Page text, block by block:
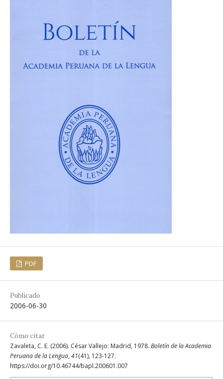
PDF
Publicado
2006-06-30
Cómo citar
Zavaleta, C. E. (2006). César Vallejo: Madrid, 1978. Boletín de la Academia
Peruana de la Lengua, 41(41), 123-127.
https://doi.org/10.46744/bapl.200601.007